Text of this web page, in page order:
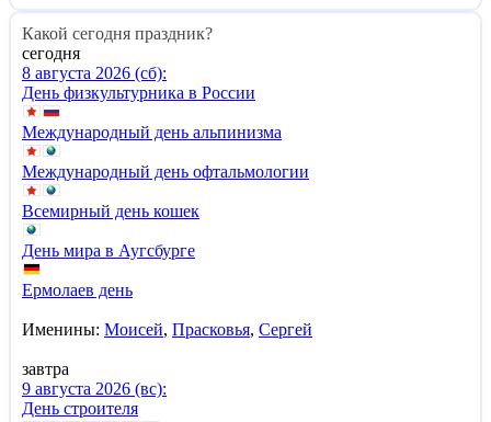
Какой сегодня праздник?
сегодня
8 августа 2026 (сб):
День физкультурника в России
Международный день альпинизма
Международный день офтальмологии
Всемирный день кошек
День мира в Аугсбурге
Ермолаев день
Именины: Моисей, Прасковья, Сергей
завтра
9 августа 2026 (вс):
День строителя